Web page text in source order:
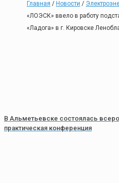
Главная / Новости /
«ЛОЭСК» ввело в работу
«Ладога» в г. Кировске
В Альметьевске состоялась
практическая конференция